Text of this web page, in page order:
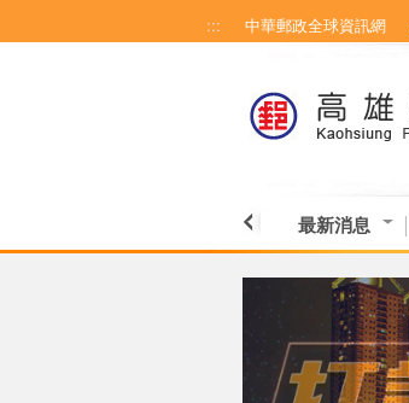
::: 中華郵政全球資訊網
最新消息